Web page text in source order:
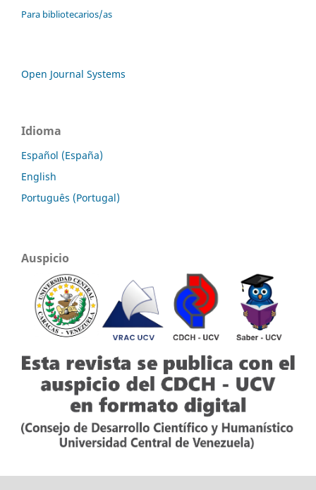
Para bibliotecarios/as
Open Journal Systems
Idioma
Español (España)
English
Português (Portugal)
Auspicio